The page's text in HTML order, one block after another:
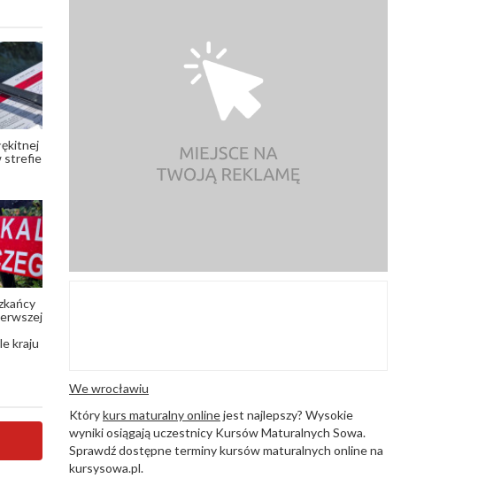
strefie
kraju
We wrocławiu
Którykurs maturalny onlinejest najlepszy? Wysokie
wyniki osiągają uczestnicy Kursów Maturalnych Sowa.
Sprawdź dostępne terminy kursów maturalnych online na
kursysowa.pl.